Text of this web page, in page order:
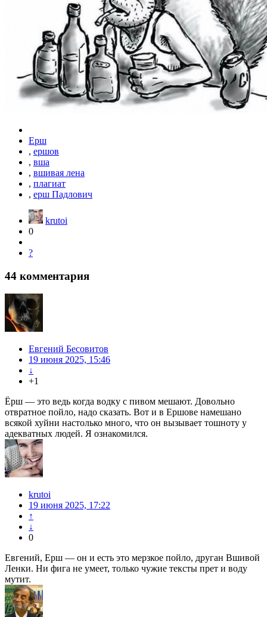
Ерш
, ершов
, вша
, вшивая лена
, плагиат
, ерш Падлович
krutoi
0
?
44 комментария
Евгений Бесовитов
19 июня 2025, 15:46
↓
+1
Ёрш — это ведь когда водку с пивом мешают. Довольно
отвратное пойло, надо сказать. Вот и в Ершове намешано
всякой хуйни настолько много, что он вызывает тошноту у
адекватных людей. Я ознакомился.
krutoi
19 июня 2025, 17:22
↑
↓
0
Евгений, Ерш — он и есть это мерзкое пойло, друган Вшивой
Ленки. Ни фига не умеет, только чужие тексты прет и воду
мутит.